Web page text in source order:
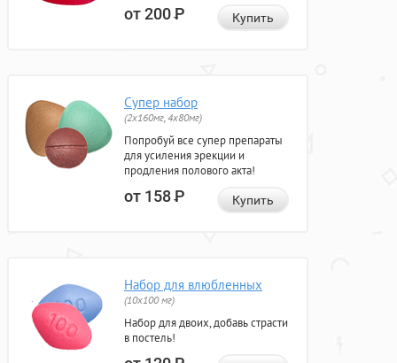
от 200Р Купить
Супер набор
(2х160мг, 4х80мг)
Попробуй все супер препараты
для усиления эрекции и
продления полового акта!
от 158Р Купить
Набор для влюбленных
(10х100 мг)
Набор для двоих, добавь страсти
в постель!